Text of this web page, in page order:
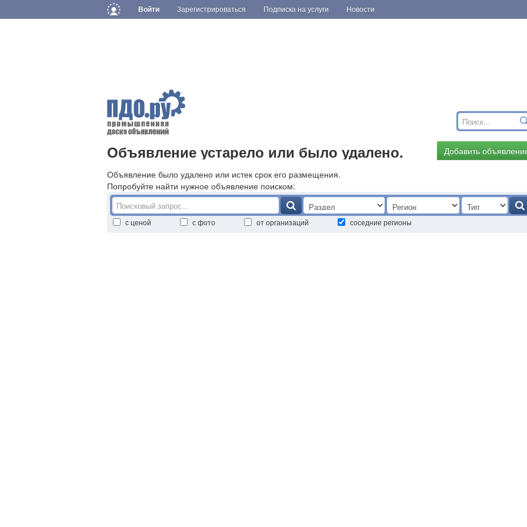
Войти Зарегистрироваться Подписка на услуги Новости
Объявление устарело или было удалено.
Добавить
Объявление было удалено или истек срок его размещения.
Попробуйте найти нужное объявление поиском:
с ценой с фото от организаций соседние регионы